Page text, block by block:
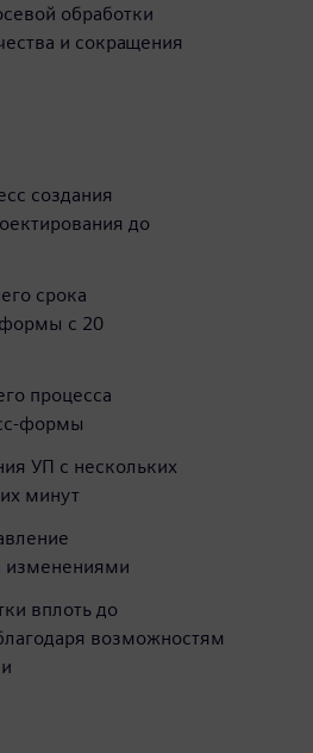
обработки
и сокращения
создания
до
срока
формы с 20
процесса
формы
УП с нескольких
минут
изменениями
вплоть до
возможностям